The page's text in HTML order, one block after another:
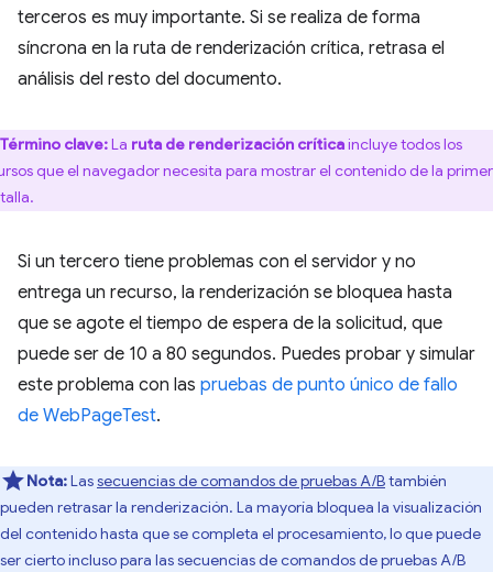
terceros es muy importante. Si se realiza de forma
síncrona en la ruta de renderización crítica, retrasa el
análisis del resto del documento.
Término clave:La ruta de renderización críticaincluye todos los
que el navegador necesita para mostrar el contenido de la
Si un tercero tiene problemas con el servidor y no
entrega un recurso, la renderización se bloquea hasta
que se agote el tiempo de espera de la solicitud, que
puede ser de 10 a 80 segundos. Puedes probar y simular
este problema con las pruebas de punto único de fallo
de WebPageTest.
Nota:Lassecuencias de comandos de pruebas A/Btambién
pueden retrasar la renderización. La mayoría bloquea la visualización
del contenido hasta que se completa el procesamiento, lo que puede
ser cierto incluso para las secuencias de comandos de pruebas A/B